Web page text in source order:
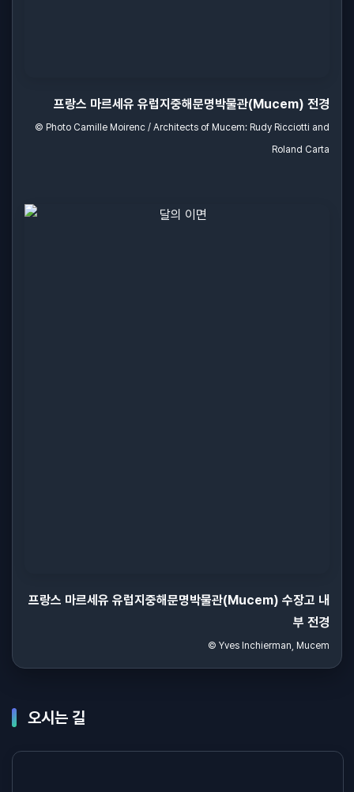
프랑스 마르세유 유럽지중해문명박물관(Mucem) 전경
© Photo Camille Moirenc / Architects of Mucem: Rudy Ricciotti and
Roland Carta
프랑스 마르세유 유럽지중해문명박물관(Mucem) 수장고 내
부 전경
© Yves Inchierman, Mucem
오시는 길